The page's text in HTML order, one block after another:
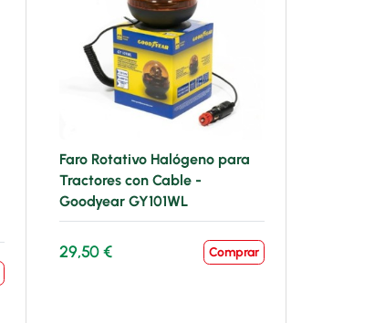
Faro Rotativo Halógeno para
Tractores con Cable -
Goodyear GY101WL
29,50 € Comprar